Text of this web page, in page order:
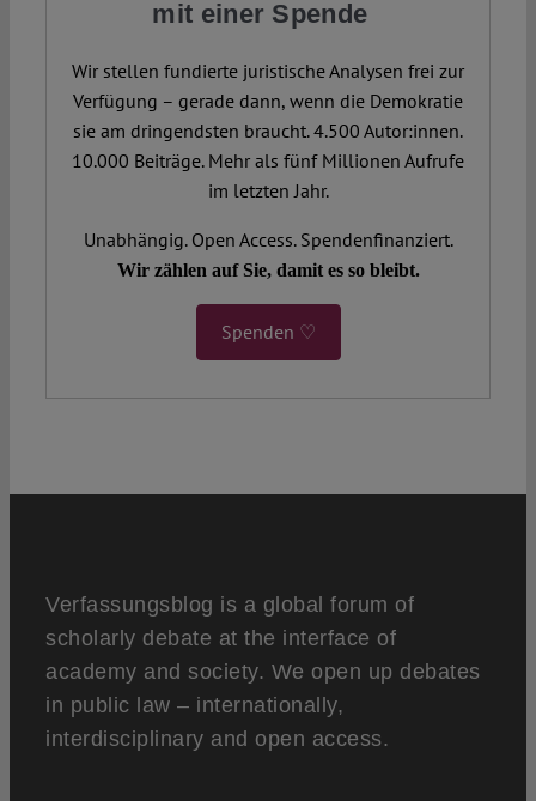
mit einer Spende
Wir stellen fundierte juristische Analysen frei zur
Verfügung – gerade dann, wenn die Demokratie
sie am dringendsten braucht. 4.500 Autor:innen.
10.000 Beiträge. Mehr als fünf Millionen Aufrufe
im letzten Jahr.
Unabhängig. Open Access. Spendenfinanziert.
Wir zählen auf Sie, damit es so bleibt.
Spenden ♡
Verfassungsblog is a global forum of
scholarly debate at the interface of
academy and society. We open up debates
in public law – internationally,
interdisciplinary and open access.